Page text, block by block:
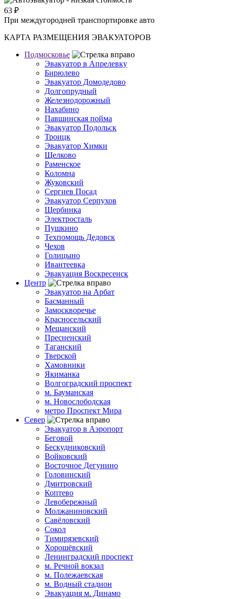
63 ₽
При междугородней транспортировке авто
КАРТА РАЗМЕЩЕНИЯ ЭВАКУАТОРОВ
Подмосковье
Эвакуатор в Апрелевку
Бирюлево
Эвакуатор Домодедово
Долгопрудный
Железнодорожный
Нахабино
Павшинская пойма
Эвакуатор Подольск
Троицк
Эвакуатор Химки
Щелково
Раменское
Коломна
Жуковский
Сергиев Посад
Эвакуатор Серпухов
Щербинка
Электросталь
Пушкино
Техпомощь Дедовск
Чехов
Голицыно
Ивантеевка
Эвакуация Воскресенск
Центр
Эвакуатор на Арбат
Басманный
Замоскворечье
Красносельский
Мещанский
Пресненский
Таганский
Тверской
Хамовники
Якиманка
Волгоградский проспект
м. Бауманская
м. Новослободская
метро Проспект Мира
Север
Эвакуатор в Аэропорт
Беговой
Бескудниковский
Войковский
Восточное Дегунино
Головинский
Дмитровский
Коптево
Левобережный
Молжаниновский
Савёловский
Сокол
Тимирязевский
Хорошёвский
Ленинградский проспект
м. Речной вокзал
м. Полежаевская
м. Водный стадион
Эвакуация м. Динамо